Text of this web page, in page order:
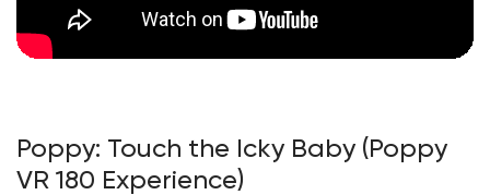
Poppy: Touch the Icky Baby (Poppy
VR 180 Experience)